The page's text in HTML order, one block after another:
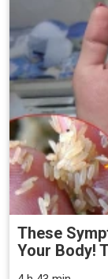
These
Your Body!